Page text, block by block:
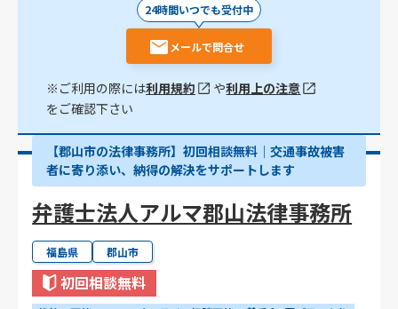
24時間いつでも受付中
メールで問合せ
※ご利用の際には利用規約 や利用上の注意
をご確認下さい
【郡山市の法律事務所】初回相談無料｜交通事故被害
者に寄り添い、納得の解決をサポートします
弁護士法人アルマ郡山法律事務所
福島県 郡山市
初回相談無料